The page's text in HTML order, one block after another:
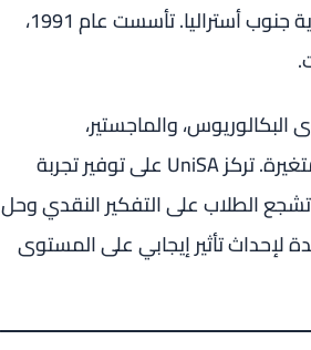
أستراليا، وتحديداً في مدينة أديلايد، وهي العاصمة الإقليمية لولاية جنوب أستراليا. تأسست عام 1991،
والماجستير،
المتغيرة. تركز UniSA على توفير تجربة
الطلاب على التفكير النقدي وحل
لإحداث تأثير إيجابي على المستوى